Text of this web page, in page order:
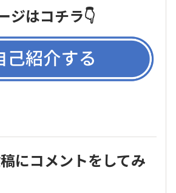
ジはコチラ👇
にコメントをしてみ